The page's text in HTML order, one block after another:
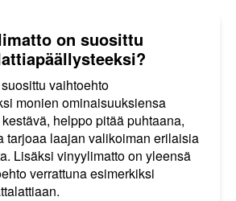
on suosittu
vaihtoehto
monien ominaisuuksiensa
helppo pitää puhtaana,
tarjoaa laajan valikoiman erilaisia
Lisäksi vinyylimatto on yleensä
verrattuna esimerkiksi